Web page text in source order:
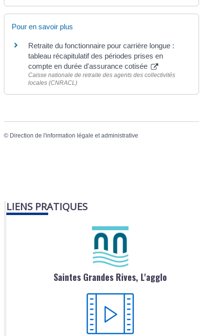
Pour en savoir plus
Retraite du fonctionnaire pour carrière longue :
tableau récapitulatif des périodes prises en
compte en durée d'assurance cotisée
Caisse nationale de retraite des agents des collectivités
locales (CNRACL)
© Direction de l'information légale et administrative
LIENS PRATIQUES
Saintes Grandes Rives, L'agglo